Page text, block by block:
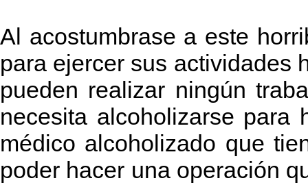
Al acostumbrase a este
para ejercer sus actividades
pueden realizar ningún
necesita alcoholizarse
médico alcoholizado que
poder hacer una operación